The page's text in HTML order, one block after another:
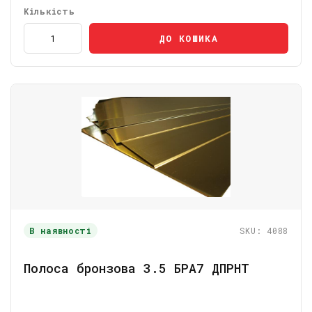
Кількість
ДО КОШИКА
В наявності SKU: 4088
Полоса бронзова 3.5 БРА7 ДПРНТ